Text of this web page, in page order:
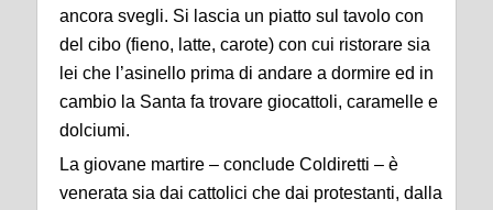
ancora svegli. Si lascia un piatto sul tavolo con
del cibo (fieno, latte, carote) con cui ristorare sia
lei che l’asinello prima di andare a dormire ed in
cambio la Santa fa trovare giocattoli, caramelle e
dolciumi.
La giovane martire – conclude Coldiretti – è
venerata sia dai cattolici che dai protestanti, dalla